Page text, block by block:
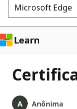
Microsoft Edge
Learn
Anônima